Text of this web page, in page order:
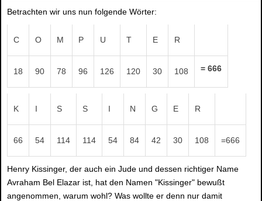
Betrachten wir uns nun folgende Wörter:
C O M P U T E R
18 90 78 96 126 120 30 108 = 666
K I S S I N G E R
66 54 114 114 54 84 42 30 108 =666
Henry Kissinger, der auch ein Jude und dessen richtiger Name
Avraham Bel Elazar ist, hat den Namen "Kissinger" bewußt
angenommen, warum wohl? Was wollte er denn nur damit